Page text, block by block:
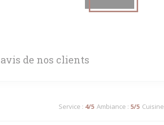
de nos clients
Service : 4/5 Ambiance : 5/5 Cuisine